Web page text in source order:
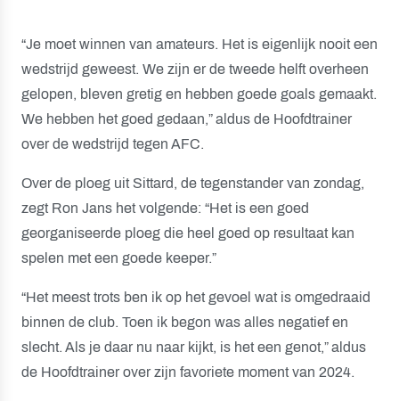
“Je moet winnen van amateurs. Het is eigenlijk nooit een
wedstrijd geweest. We zijn er de tweede helft overheen
gelopen, bleven gretig en hebben goede goals gemaakt.
We hebben het goed gedaan,” aldus de Hoofdtrainer
over de wedstrijd tegen AFC.
Over de ploeg uit Sittard, de tegenstander van zondag,
zegt Ron Jans het volgende: “Het is een goed
georganiseerde ploeg die heel goed op resultaat kan
spelen met een goede keeper.”
“Het meest trots ben ik op het gevoel wat is omgedraaid
binnen de club. Toen ik begon was alles negatief en
slecht. Als je daar nu naar kijkt, is het een genot,” aldus
de Hoofdtrainer over zijn favoriete moment van 2024.